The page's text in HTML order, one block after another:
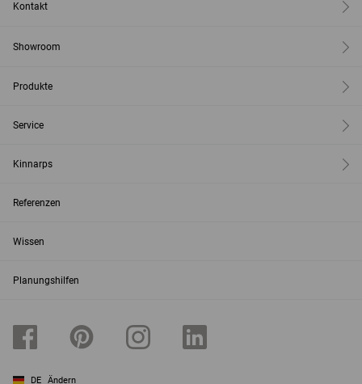
Kontakt
Showroom
Produkte
Service
Kinnarps
Referenzen
Wissen
Planungshilfen
DE Ändern